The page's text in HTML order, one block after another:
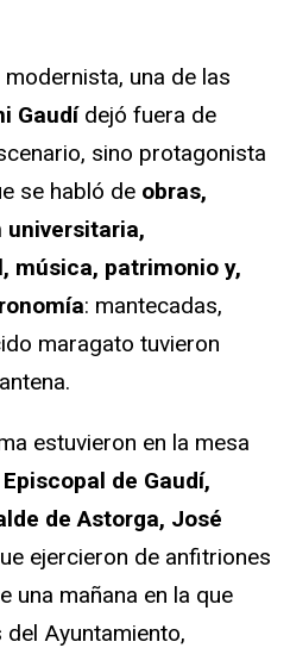
una de las
Gaudídejó fuera de
sino protagonista
se habló de obras,
música, patrimonio y,
: mantecadas,
maragato tuvieron
estuvieron en la mesa
de Gaudí,
de Astorga, José
ejercieron de anfitriones
una mañana en la que
Ayuntamiento,